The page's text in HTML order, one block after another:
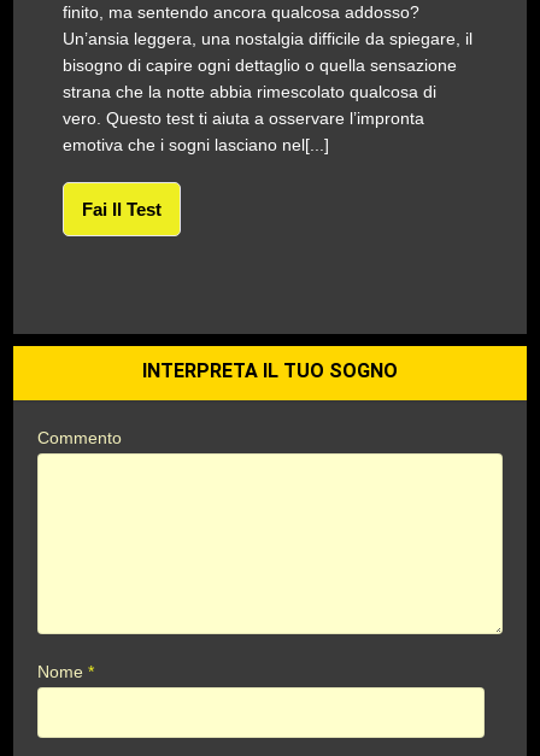
finito, ma sentendo ancora qualcosa addosso?
Un’ansia leggera, una nostalgia difficile da spiegare, il
bisogno di capire ogni dettaglio o quella sensazione
strana che la notte abbia rimescolato qualcosa di
vero. Questo test ti aiuta a osservare l’impronta
emotiva che i sogni lasciano nel[...]
Fai Il Test
INTERPRETA IL TUO SOGNO
Commento
Nome*